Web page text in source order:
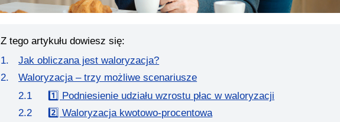
Z tego artykułu dowiesz się:
Jak obliczana jest waloryzacja?
Waloryzacja – trzy możliwe scenariusze
1️⃣ Podniesienie udziału wzrostu płac w waloryzacji
2️⃣ Waloryzacja kwotowo-procentowa